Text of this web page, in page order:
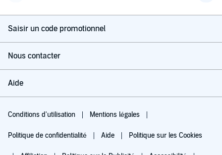
Saisir un code promotionnel
Nous contacter
Aide
Conditions d'utilisation Mentions légales
Politique de confidentialité Aide Politique sur les Cookies